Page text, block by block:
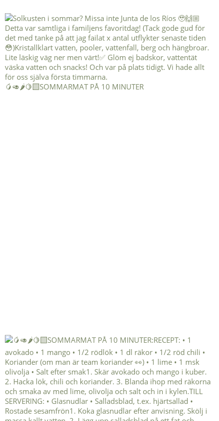
🥭🥑🌶️🍋‍🟩SOMMARMAT PÅ 10 MINUTER